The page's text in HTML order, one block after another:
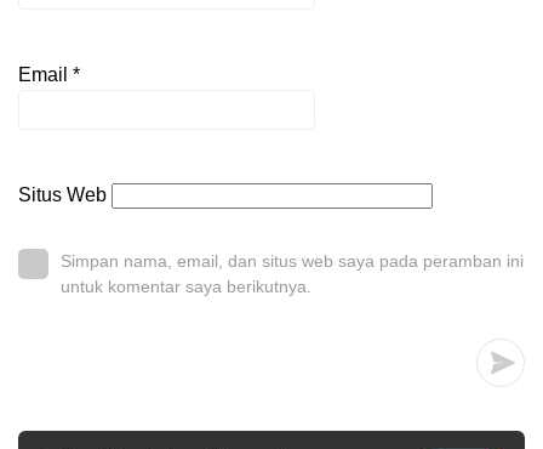
Email *
Situs Web
Simpan nama, email, dan situs web saya pada peramban ini
untuk komentar saya berikutnya.